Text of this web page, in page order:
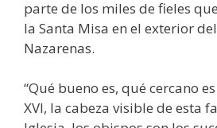
parte de los miles de fieles
la Santa Misa en el exterior
Nazarenas.
“Qué bueno es, qué cercano
XVI, la cabeza visible de esta